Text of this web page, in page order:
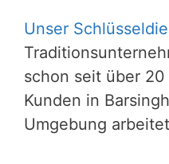
Unser
schon seit über
Kunden in
Umgebung